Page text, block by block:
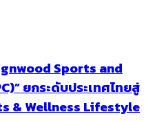
Sports and
ยกระดับประเทศไทยสู่
& Wellness Lifestyle